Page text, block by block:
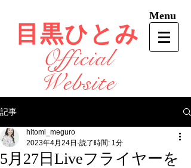
Menu
目黒ひとみ
Official
Website
記事
5月27日Liveフライヤーを
hitomi_meguro
2023年4月24日 読了時間: 1分